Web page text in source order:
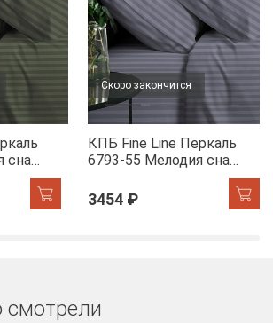
сна
Скоро закончится
КПБ Fine Line Перкаль
6793-55 Мелодия сна
3454 ₽
смотрели